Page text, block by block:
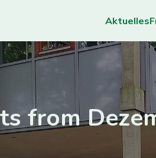
Aktuelles
from